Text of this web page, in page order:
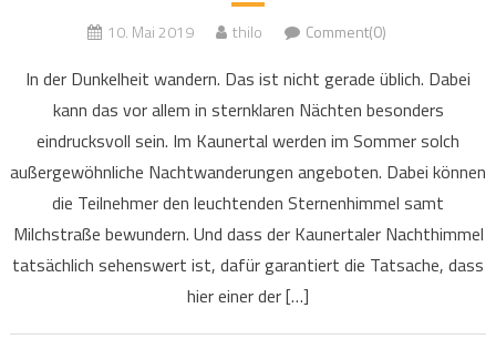
10. Mai 2019 thilo Comment(0)
In der Dunkelheit wandern. Das ist nicht gerade üblich. Dabei
kann das vor allem in sternklaren Nächten besonders
eindrucksvoll sein. Im Kaunertal werden im Sommer solch
außergewöhnliche Nachtwanderungen angeboten. Dabei können
die Teilnehmer den leuchtenden Sternenhimmel samt
Milchstraße bewundern. Und dass der Kaunertaler Nachthimmel
tatsächlich sehenswert ist, dafür garantiert die Tatsache, dass
hier einer der […]